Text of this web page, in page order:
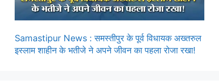
Samastipur News : समस्तीपुर के पूर्व विधायक अख्तरुल
इस्लाम शाहीन के भतीजे ने अपने जीवन का पहला रोजा रखा!